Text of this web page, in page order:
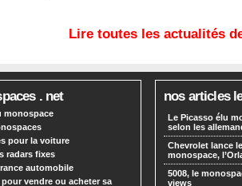
Lire toutes les actualités
. net
monospace
pour la voiture
radars fixes
automobile
vendre ou acheter sa
nos articles
Le Picasso élu
selon les
Chevrolet lance
monospace,
5008, le
views